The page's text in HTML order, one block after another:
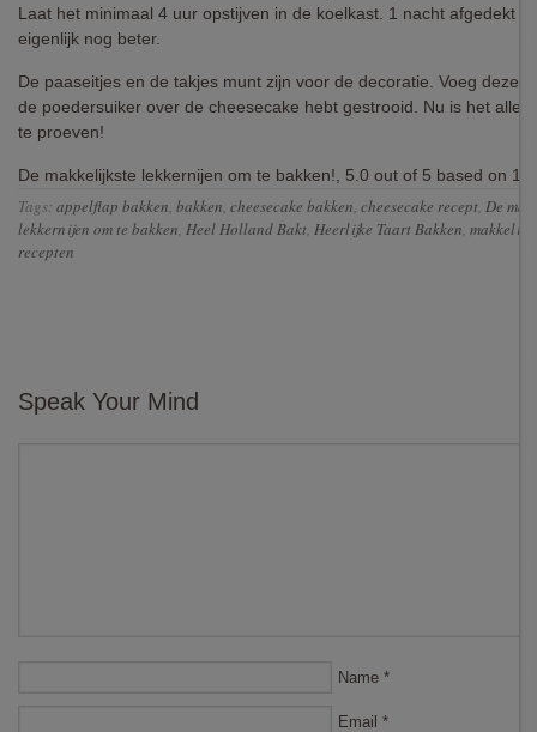
Laat het minimaal 4 uur opstijven in de koelkast. 1 nacht afgedekt
eigenlijk nog beter.
De paaseitjes en de takjes munt zijn voor de decoratie. Voeg deze
de poedersuiker over de cheesecake hebt gestrooid. Nu is het
te proeven!
De makkelijkste lekkernijen om te bakken! 5.0 out of 5 based on 1
Tags: appelflap bakken, bakken, cheesecake bakken, cheesecake recept, De
lekkernijen om te bakken, Heel Holland Bakt, Heerlijke Taart Bakken,
recepten
Speak Your Mind
Name *
Email *